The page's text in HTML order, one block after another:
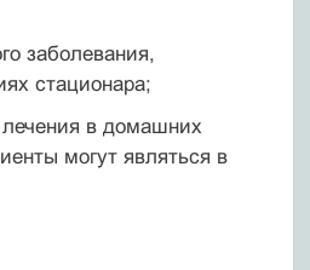
заболевания,
стационара;
лечения в домашних
могут являться в